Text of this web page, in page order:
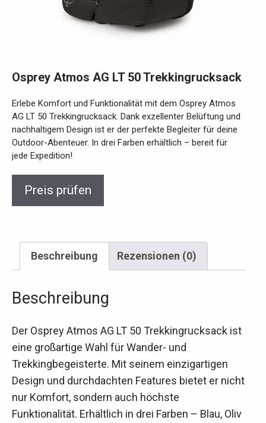
Osprey Atmos AG LT 50 Trekkingrucksack
Erlebe Komfort und Funktionalität mit dem Osprey Atmos
AG LT 50 Trekkingrucksack. Dank exzellenter Belüftung und
nachhaltigem Design ist er der perfekte Begleiter für deine
Outdoor-Abenteuer. In drei Farben erhältlich – bereit für
jede Expedition!
Preis prüfen
Beschreibung Rezensionen (0)
Beschreibung
Der Osprey Atmos AG LT 50 Trekkingrucksack ist
eine großartige Wahl für Wander- und
Trekkingbegeisterte. Mit seinem einzigartigen
Design und durchdachten Features bietet er nicht
nur Komfort, sondern auch höchste
Funktionalität. Erhältlich in drei Farben – Blau, Oliv